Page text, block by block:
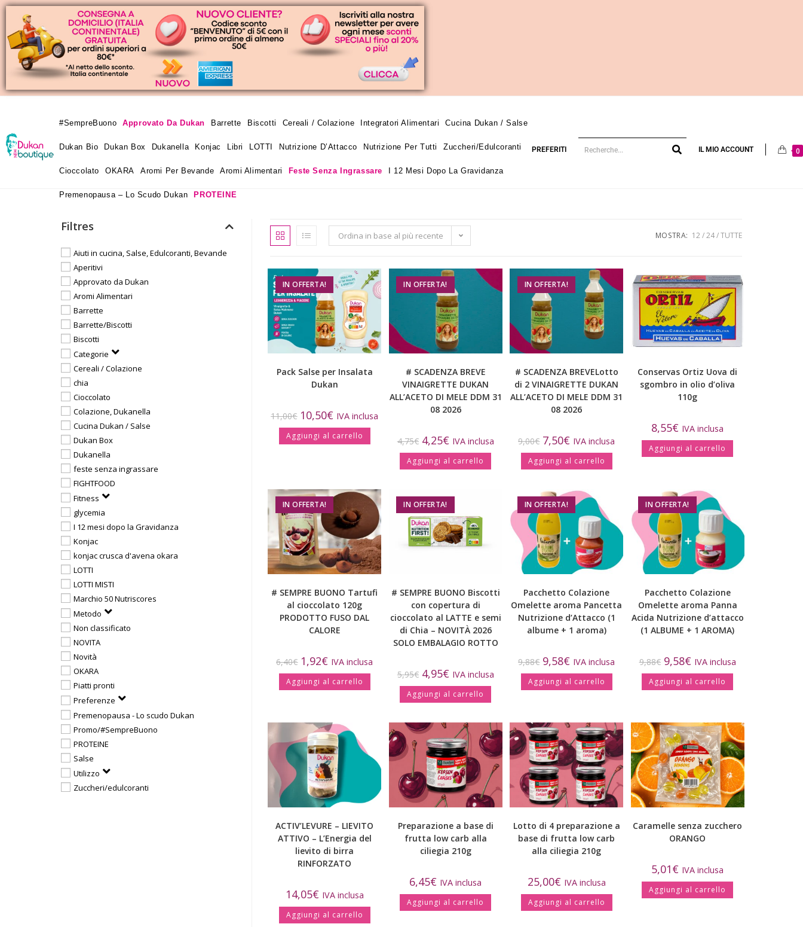
PREFERITI IL MIO ACCOUNT 0
#SempreBuono Approvato Da Dukan Barrette Biscotti Cereali / Colazione Integratori Alimentari Cucina Dukan / Salse
Dukan Bio Dukan Box Dukanella Konjac Libri LOTTI Nutrizione D’Attacco Nutrizione Per Tutti Zuccheri/edulcoranti
Cioccolato OKARA Aromi Per Bevande Aromi Alimentari Feste Senza Ingrassare I 12 Mesi Dopo La Gravidanza
Premenopausa – Lo Scudo Dukan PROTEINE
Filtres
Aiuti in cucina, Salse, Edulcoranti, Bevande
Aperitivi
Approvato da Dukan
Aromi Alimentari
Barrette
Barrette/Biscotti
Biscotti
Categorie
Cereali / Colazione
chia
Cioccolato
Colazione, Dukanella
Cucina Dukan / Salse
Dukan Box
Dukanella
feste senza ingrassare
FIGHTFOOD
Fitness
glycemia
I 12 mesi dopo la Gravidanza
Konjac
konjac crusca d'avena okara
LOTTI
LOTTI MISTI
Marchio 50 Nutriscores
Metodo
Non classificato
NOVITA
Novità
OKARA
Piatti pronti
Preferenze
Premenopausa - Lo scudo Dukan
Promo/#SempreBuono
PROTEINE
Salse
Utilizzo
Zuccheri/edulcoranti
Ordina in base al più recente MOSTRA: 12 24 TUTTE
IN OFFERTA!
Pack Salse per Insalata
Dukan
11,00€ 10,50€ IVA inclusa
Aggiungi al carrello
IN OFFERTA!
# SCADENZA BREVE
VINAIGRETTE DUKAN
ALL’ACETO DI MELE DDM 31
08 2026
4,75€ 4,25€ IVA inclusa
Aggiungi al carrello
IN OFFERTA!
# SCADENZA BREVELotto
di 2 VINAIGRETTE DUKAN
ALL’ACETO DI MELE DDM 31
08 2026
9,00€ 7,50€ IVA inclusa
Aggiungi al carrello
Conservas Ortiz Uova di
sgombro in olio d’oliva
110g
8,55€ IVA inclusa
Aggiungi al carrello
IN OFFERTA!
# SEMPRE BUONO Tartufi
al cioccolato 120g
PRODOTTO FUSO DAL
CALORE
6,40€ 1,92€ IVA inclusa
Aggiungi al carrello
IN OFFERTA!
# SEMPRE BUONO Biscotti
con copertura di
cioccolato al LATTE e semi
di Chia – NOVITÀ 2026
SOLO EMBALAGIO ROTTO
5,95€ 4,95€ IVA inclusa
Aggiungi al carrello
IN OFFERTA!
Pacchetto Colazione
Omelette aroma Pancetta
Nutrizione d’Attacco (1
albume + 1 aroma)
9,88€ 9,58€ IVA inclusa
Aggiungi al carrello
IN OFFERTA!
Pacchetto Colazione
Omelette aroma Panna
Acida Nutrizione d’attacco
(1 ALBUME + 1 AROMA)
9,88€ 9,58€ IVA inclusa
Aggiungi al carrello
ACTIV’LEVURE – LIEVITO
ATTIVO – L’Energia del
lievito di birra
RINFORZATO
14,05€ IVA inclusa
Aggiungi al carrello
Preparazione a base di
frutta low carb alla
ciliegia 210g
6,45€ IVA inclusa
Aggiungi al carrello
Lotto di 4 preparazione a
base di frutta low carb
alla ciliegia 210g
25,00€ IVA inclusa
Aggiungi al carrello
Caramelle senza zucchero
ORANGO
5,01€ IVA inclusa
Aggiungi al carrello